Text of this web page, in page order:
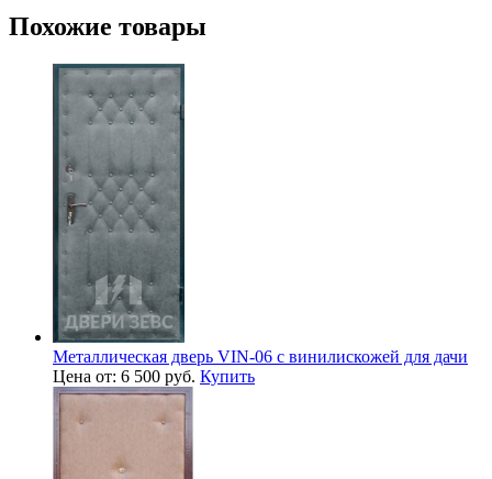
Похожие товары
Металлическая дверь VIN-06 с винилискожей для дачи
Цена от: 6 500 руб. Купить